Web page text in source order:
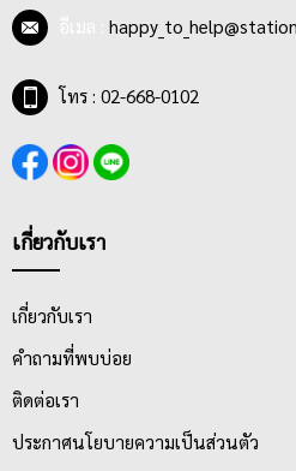
โทร : 02-668-0102
เกี่ยวกับเรา
เกี่ยวกับเรา
คำถามที่พบบ่อย
ติดต่อเรา
ประกาศนโยบายความเป็นส่วนตัว